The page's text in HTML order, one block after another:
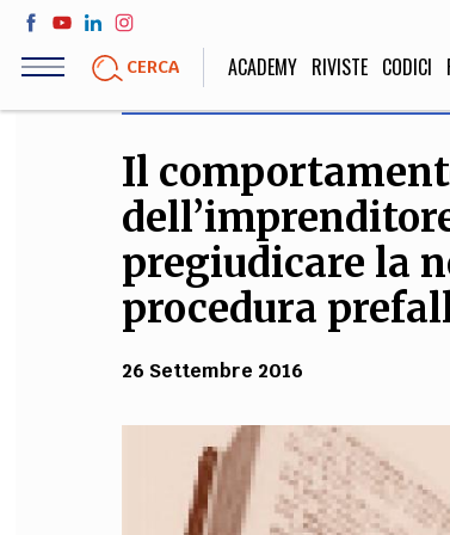
Salta
contenuto
CERCA ACADEMY RIVISTE CODICI
LIFE STYLE
Sport, Cucina, Viaggi,
Moda
Il
pregiudicare la
procedura
26 Settembre 2016